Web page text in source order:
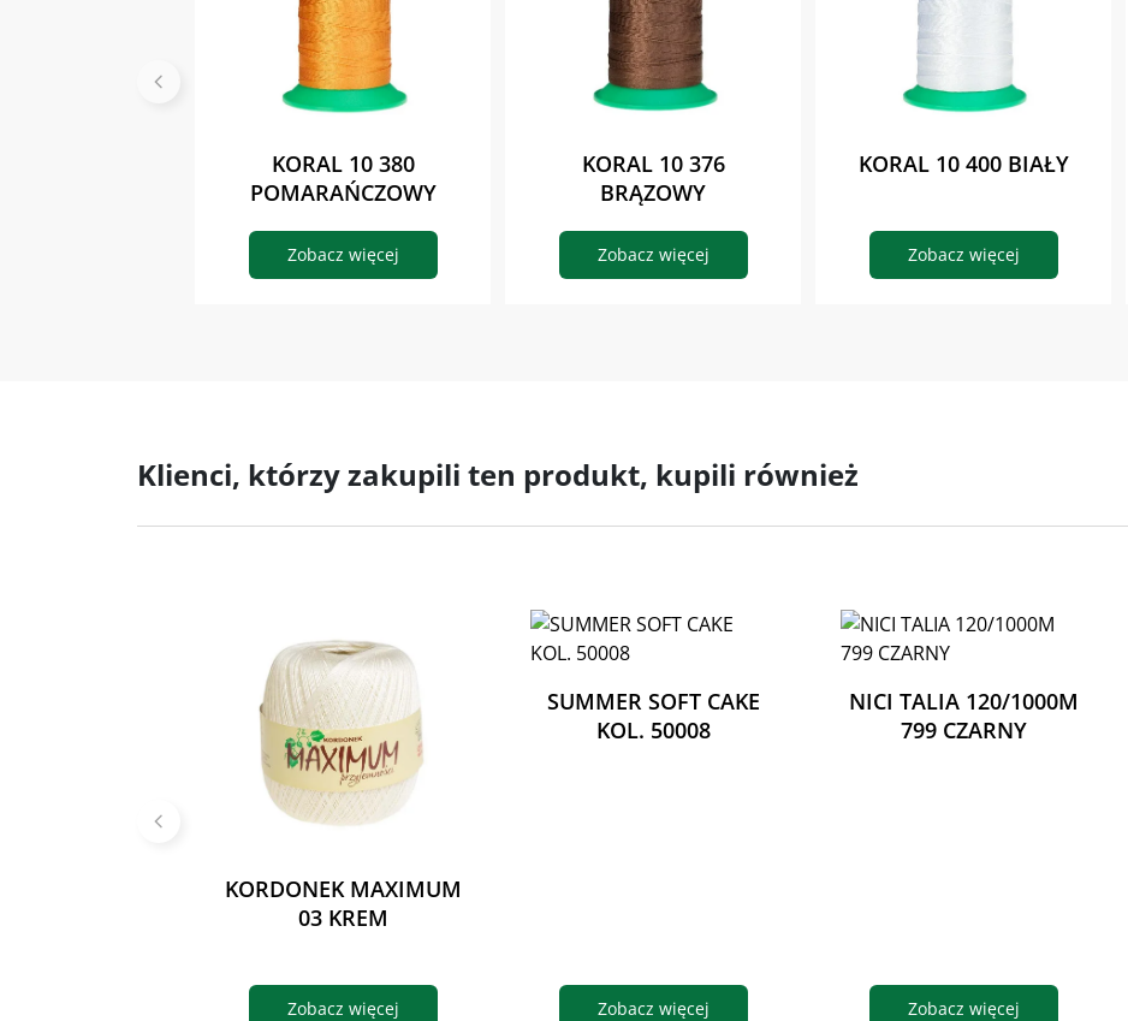
KORAL 10 380
POMARAŃCZOWY
Zobacz więcej
KORAL 10 376
BRĄZOWY
Zobacz więcej
KORAL 10 400 BIAŁY
Zobacz więcej
Klienci, którzy zakupili ten produkt, kupili również
KORDONEK MAXIMUM
03 KREM
Zobacz więcej
SUMMER SOFT CAKE
KOL. 50008
Zobacz więcej
NICI TALIA 120/1000M
799 CZARNY
Zobacz więcej